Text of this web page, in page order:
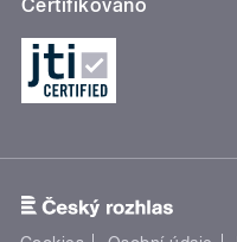
Certifikováno